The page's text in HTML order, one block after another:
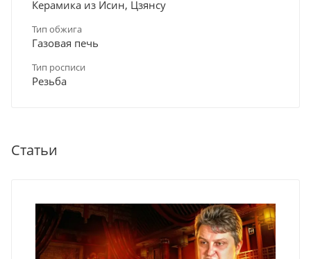
Керамика из Исин, Цзянсу
Тип обжига
Газовая печь
Тип росписи
Резьба
Статьи